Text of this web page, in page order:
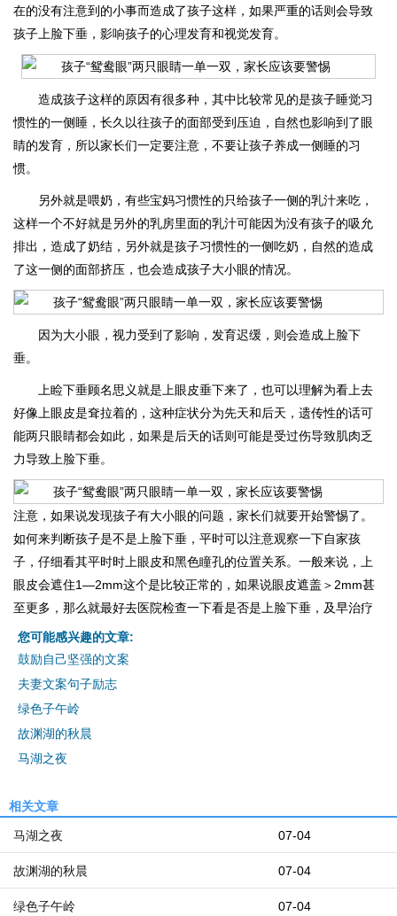
在的没有注意到的小事而造成了孩子这样，如果严重的话则会导致
孩子上脸下垂，影响孩子的心理发育和视觉发育。
造成孩子这样的原因有很多种，其中比较常见的是孩子睡觉习
惯性的一侧睡，长久以往孩子的面部受到压迫，自然也影响到了眼
睛的发育，所以家长们一定要注意，不要让孩子养成一侧睡的习
惯。
另外就是喂奶，有些宝妈习惯性的只给孩子一侧的乳汁来吃，
这样一个不好就是另外的乳房里面的乳汁可能因为没有孩子的吸允
排出，造成了奶结，另外就是孩子习惯性的一侧吃奶，自然的造成
了这一侧的面部挤压，也会造成孩子大小眼的情况。
因为大小眼，视力受到了影响，发育迟缓，则会造成上脸下
垂。
上睑下垂顾名思义就是上眼皮垂下来了，也可以理解为看上去
好像上眼皮是耷拉着的，这种症状分为先天和后天，遗传性的话可
能两只眼睛都会如此，如果是后天的话则可能是受过伤导致肌肉乏
力导致上脸下垂。
注意，如果说发现孩子有大小眼的问题，家长们就要开始警惕了。
如何来判断孩子是不是上脸下垂，平时可以注意观察一下自家孩
子，仔细看其平时时上眼皮和黑色瞳孔的位置关系。一般来说，上
眼皮会遮住1—2mm这个是比较正常的，如果说眼皮遮盖＞2mm甚
至更多，那么就最好去医院检查一下看是否是上脸下垂，及早治疗
您可能感兴趣的文章:
鼓励自己坚强的文案
夫妻文案句子励志
绿色子午岭
故渊湖的秋晨
马湖之夜
相关文章
07-04
马湖之夜
07-04
故渊湖的秋晨
07-04
绿色子午岭